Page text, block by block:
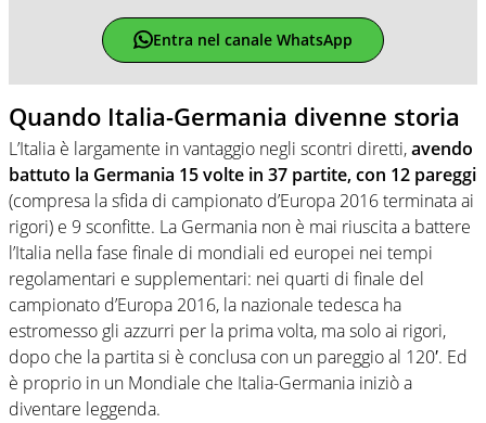
Entra nel canale WhatsApp
Quando Italia-Germania divenne storia
L’Italia è largamente in vantaggio negli scontri diretti,avendo
battuto la Germania 15 volte in 37 partite, con 12 pareggi
(compresa la sfida di campionato d’Europa 2016 terminata ai
rigori) e 9 sconfitte. La Germania non è mai riuscita a battere
l’Italia nella fase finale di mondiali ed europei nei tempi
regolamentari e supplementari: nei quarti di finale del
campionato d’Europa 2016, la nazionale tedesca ha
estromesso gli azzurri per la prima volta, ma solo ai rigori,
dopo che la partita si è conclusa con un pareggio al 120′. Ed
è proprio in un Mondiale che Italia-Germania iniziò a
diventare leggenda.